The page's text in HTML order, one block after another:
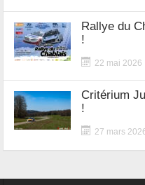
Rallye du
!
22 mai 2026
Critérium
!
27 mars